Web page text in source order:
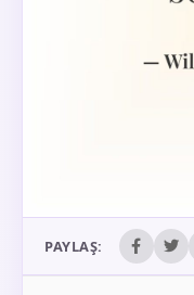
PAYLAŞ: